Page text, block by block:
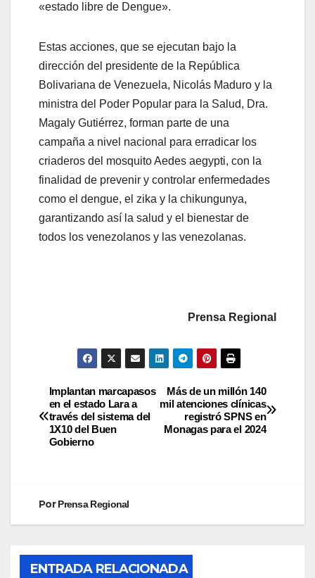
«estado libre de Dengue».
Estas acciones, que se ejecutan bajo la
dirección del presidente de la República
Bolivariana de Venezuela, Nicolás Maduro y la
ministra del Poder Popular para la Salud, Dra.
Magaly Gutiérrez, forman parte de una
campaña a nivel nacional para erradicar los
criaderos del mosquito Aedes aegypti, con la
finalidad de prevenir y controlar enfermedades
como el dengue, el zika y la chikungunya,
garantizando así la salud y el bienestar de
todos los venezolanos y las venezolanas.
Prensa Regional
Más de un millón 140
mil atenciones clínicas
registró SPNS en
Monagas para el 2024
Implantan marcapasos
en el estado Lara a
través del sistema del
1X10 del Buen
Gobierno
PorPrensa Regional
ENTRADA RELACIONADA